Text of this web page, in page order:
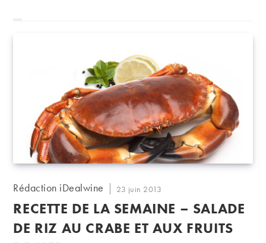
Auteur/autrice
la
publication :
Rédaction iDealwine
Publication
23 juin 2013
RECETTE DE LA SEMAINE – SALADE
DE RIZ AU CRABE ET AUX FRUITS